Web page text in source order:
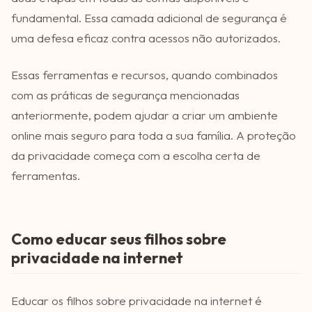
fundamental. Essa camada adicional de segurança é
uma defesa eficaz contra acessos não autorizados.
Essas ferramentas e recursos, quando combinados
com as práticas de segurança mencionadas
anteriormente, podem ajudar a criar um ambiente
online mais seguro para toda a sua família. A proteção
da privacidade começa com a escolha certa de
ferramentas.
Como educar seus filhos sobre
privacidade na internet
Educar os filhos sobre privacidade na internet é